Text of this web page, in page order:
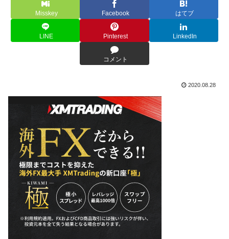
Misskey Facebook はてブ
LINE Pinterest LinkedIn
コメント
2020.08.28